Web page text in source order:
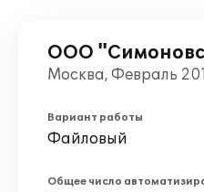
ООО
Москва, Февраль
Вариант работы
Файловый
Общее число